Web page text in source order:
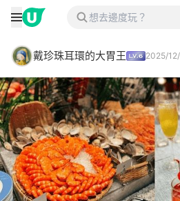
戴珍珠耳環的大胃王 2025/